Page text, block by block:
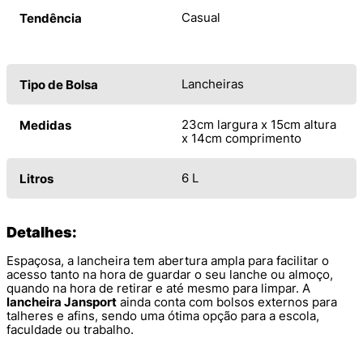
Tendência Casual
Tipo de Bolsa Lancheiras
Medidas
23cm largura x 15cm altura
x 14cm comprimento
Litros 6 L
Detalhes:
Espaçosa, a lancheira tem abertura ampla para facilitar o
acesso tanto na hora de guardar o seu lanche ou almoço,
quando na hora de retirar e até mesmo para limpar. A
lancheira Jansport ainda conta com bolsos externos para
talheres e afins, sendo uma ótima opção para a escola,
faculdade ou trabalho.